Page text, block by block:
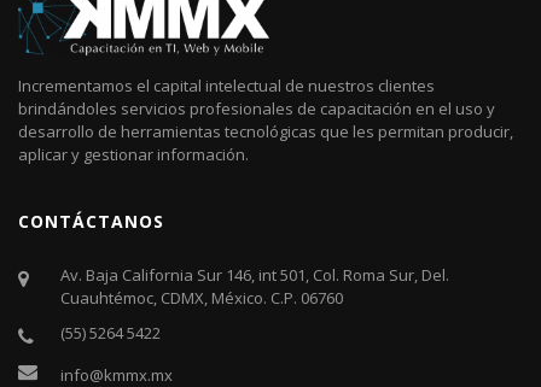
Incrementamos el capital intelectual de nuestros clientes
brindándoles servicios profesionales de capacitación en el uso y
desarrollo de herramientas tecnológicas que les permitan producir,
aplicar y gestionar información.
CONTÁCTANOS
Av. Baja California Sur 146, int 501, Col. Roma Sur, Del.
Cuauhtémoc, CDMX, México. C.P. 06760​
(55) 5264 5422
info@kmmx.mx